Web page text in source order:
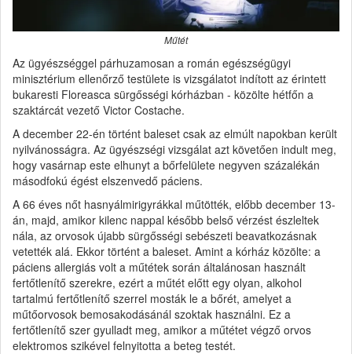
Műtét
Az ügyészséggel párhuzamosan a román egészségügyi
minisztérium ellenőrző testülete is vizsgálatot indított az érintett
bukaresti Floreasca sürgősségi kórházban - közölte hétfőn a
szaktárcát vezető Victor Costache.
A december 22-én történt baleset csak az elmúlt napokban került
nyilvánosságra. Az ügyészségi vizsgálat azt követően indult meg,
hogy vasárnap este elhunyt a bőrfelülete negyven százalékán
másodfokú égést elszenvedő páciens.
A 66 éves nőt hasnyálmirigyrákkal műtötték, előbb december 13-
án, majd, amikor kilenc nappal később belső vérzést észleltek
nála, az orvosok újabb sürgősségi sebészeti beavatkozásnak
vetették alá. Ekkor történt a baleset. Amint a kórház közölte: a
páciens allergiás volt a műtétek során általánosan használt
fertőtlenítő szerekre, ezért a műtét előtt egy olyan, alkohol
tartalmú fertőtlenítő szerrel mosták le a bőrét, amelyet a
műtőorvosok bemosakodásánál szoktak használni. Ez a
fertőtlenítő szer gyulladt meg, amikor a műtétet végző orvos
elektromos szikével felnyitotta a beteg testét.